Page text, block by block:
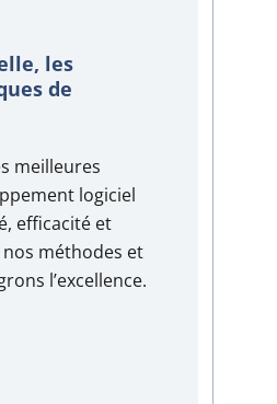
les
de
meilleures
logiciel
efficacité et
méthodes et
l’excellence.